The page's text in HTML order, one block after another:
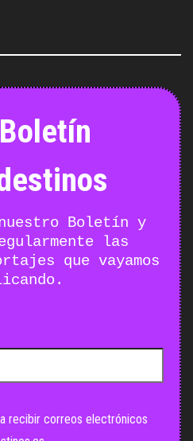
Boletín y
las
que vayamos
recibir correos electrónicos